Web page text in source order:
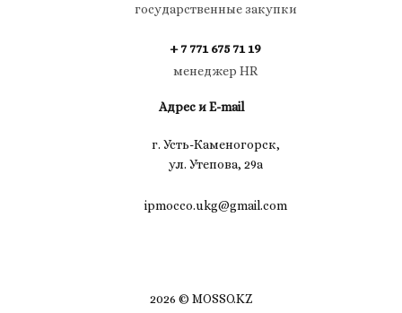
государственные закупки
+ 7 771 675 71 19
менеджер HR
Адрес и E-mail
г. Усть-Каменогорск,
ул. Утепова, 29а
ipmocco.ukg@gmail.com
2026 © MOSSO.KZ